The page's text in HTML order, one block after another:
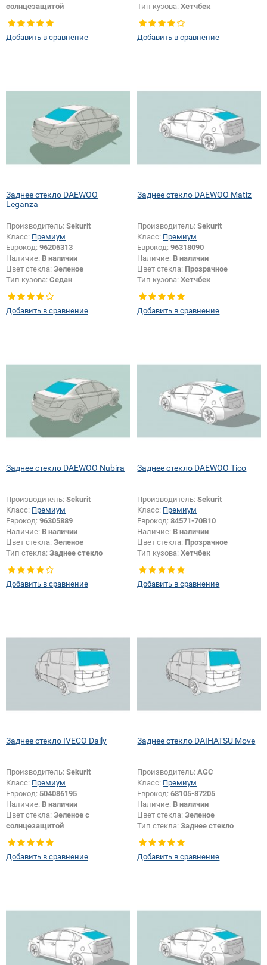
солнцезащитой
Тип кузова: Хетчбек
Тип стекла:Заднее стекло
Добавить в сравнение
Тип кузова:Хетчбек
Тип стекла:Заднее стекло
Изменение отверстий +
шелкографии:Да
Добавить в сравнение
Заднее стекло DAEWOO
Leganza
Производитель: Sekurit
Класс: Премиум
Еврокод: 96206313
Наличие: В наличии
Цвет стекла: Зеленое
Тип кузова: Седан
Тип стекла: Заднее стекло
Добавить в сравнение
Заднее стекло DAEWOO Matiz
Производитель:Sekurit
Класс: Премиум
Еврокод:96318090
Наличие: В наличии
Цвет стекла: Прозрачное
Тип кузова:Хетчбек
Тип стекла:Заднее стекло
Добавить в сравнение
Заднее стекло DAEWOO Nubira
Производитель: Sekurit
Класс: Премиум
Еврокод: 96305889
Наличие: В наличии
Цвет стекла: Зеленое
Тип стекла: Заднее стекло
Добавить в сравнение
Заднее стекло DAEWOO Tico
Производитель:Sekurit
Класс: Премиум
Еврокод:84571-70B10
Наличие: В наличии
Цвет стекла: Прозрачное
Тип кузова:Хетчбек
Добавить в сравнение
Заднее стекло IVECO Daily
Производитель: Sekurit
Класс: Премиум
Еврокод: 504086195
Наличие: В наличии
Цвет стекла: Зеленое с
солнцезащитой
Тип стекла: Заднее стекло
Добавить в сравнение
Заднее стекло DAIHATSU Move
Производитель:AGC
Класс: Премиум
Еврокод:68105-87205
Наличие: В наличии
Цвет стекла:Зеленое
Тип стекла:Заднее стекло
Добавить в сравнение